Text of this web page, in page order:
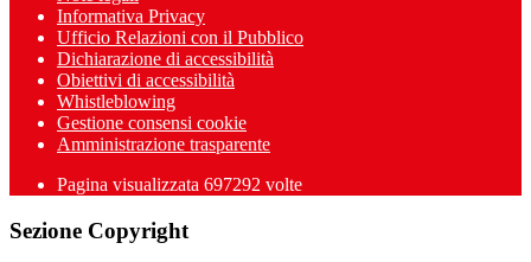
Informativa Privacy
Ufficio Relazioni con il Pubblico
Dichiarazione di accessibilità
Obiettivi di accessibilità
Whistleblowing
Gestione consensi cookie
Amministrazione trasparente
Pagina visualizzata 697292 volte
Sezione Copyright